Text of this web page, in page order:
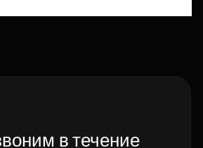
в течение